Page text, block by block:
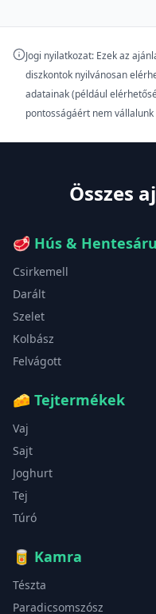
Jogi nyilatkozat: Ezek az
diszkontok nyilvánosan
adatainak (például
pontosságáért nem
Összes
🥩 Hús & Hentesáru
Csirkemell
Darált
Szelet
Kolbász
Felvágott
🧀 Tejtermékek
Vaj
Sajt
Joghurt
Tej
Túró
🥫 Kamra
Tészta
Paradicsomszósz